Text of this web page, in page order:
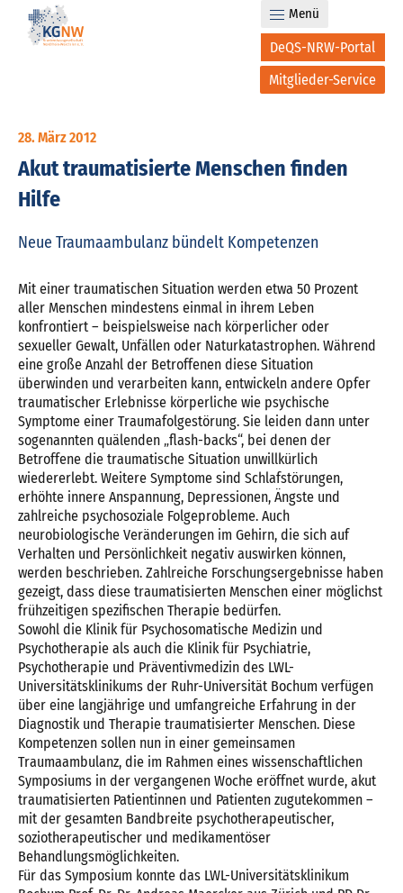
DeQS-NRW-Portal
Mitglieder-Service
Menü
28. März 2012
Akut traumatisierte Menschen finden
Hilfe
Neue Traumaambulanz bündelt Kompetenzen
Mit einer traumatischen Situation werden etwa 50 Prozent
aller Menschen mindestens einmal in ihrem Leben
konfrontiert – beispielsweise nach körperlicher oder
sexueller Gewalt, Unfällen oder Naturkatastrophen. Während
eine große Anzahl der Betroffenen diese Situation
überwinden und verarbeiten kann, entwickeln andere Opfer
traumatischer Erlebnisse körperliche wie psychische
Symptome einer Traumafolgestörung. Sie leiden dann unter
sogenannten quälenden „flash-backs“, bei denen der
Betroffene die traumatische Situation unwillkürlich
wiedererlebt. Weitere Symptome sind Schlafstörungen,
erhöhte innere Anspannung, Depressionen, Ängste und
zahlreiche psychosoziale Folgeprobleme. Auch
neurobiologische Veränderungen im Gehirn, die sich auf
Verhalten und Persönlichkeit negativ auswirken können,
werden beschrieben. Zahlreiche Forschungsergebnisse haben
gezeigt, dass diese traumatisierten Menschen einer möglichst
frühzeitigen spezifischen Therapie bedürfen.
Sowohl die Klinik für Psychosomatische Medizin und
Psychotherapie als auch die Klinik für Psychiatrie,
Psychotherapie und Präventivmedizin des LWL-
Universitätsklinikums der Ruhr-Universität Bochum verfügen
über eine langjährige und umfangreiche Erfahrung in der
Diagnostik und Therapie traumatisierter Menschen. Diese
Kompetenzen sollen nun in einer gemeinsamen
Traumaambulanz, die im Rahmen eines wissenschaftlichen
Symposiums in der vergangenen Woche eröffnet wurde, akut
traumatisierten Patientinnen und Patienten zugutekommen –
mit der gesamten Bandbreite psychotherapeutischer,
soziotherapeutischer und medikamentöser
Behandlungsmöglichkeiten.
Für das Symposium konnte das LWL-Universitätsklinikum